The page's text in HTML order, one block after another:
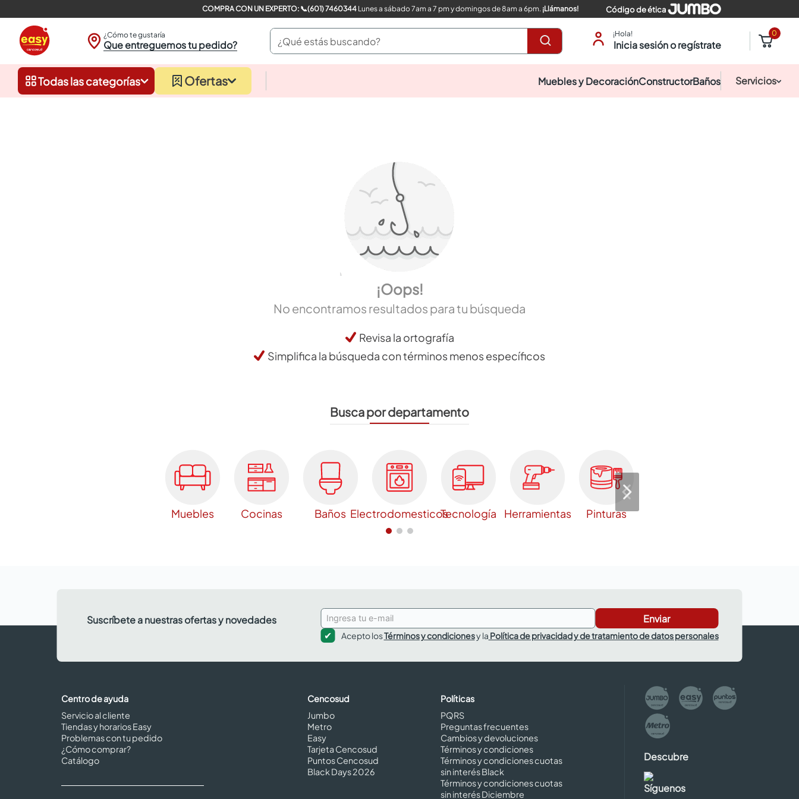
COMPRA CON UN EXPERTO: 📞(601) 7460344Lunes a sábado 7am a 7 pm y domingos de 8am a 6pm. ¡Llámanos! Código de ética
¿Cómo te gustaría
Que entreguemos tu pedido?
¿Qué estás buscando? ¡Hola!
Inicia sesión o regístrate
0
Todas las categorías Ofertas Muebles y DecoraciónConstructorBaños Servicios
¡Oops!
No encontramos resultados para tu búsqueda
Revisa la ortografía
Simplifica la búsqueda con términos menos específicos
Busca por departamento
Muebles Cocinas Baños ElectrodomesticosTecnología Herramientas Pinturas
Suscríbete a nuestras ofertas y novedades Enviar
Acepto losTérminos y condicionesy la Política de privacidad y de tratamiento de datos personales
Centro de ayuda
Servicio al cliente
Tiendas y horarios Easy
Problemas con tu pedido
¿Cómo comprar?
Catálogo
Cencosud
Jumbo
Metro
Easy
Tarjeta Cencosud
Puntos Cencosud
Black Days 2026
Políticas
PQRS
Preguntas frecuentes
Cambios y devoluciones
Términos y condiciones
Términos y condiciones cuotas
sin interés Black
Términos y condiciones cuotas
sin interés Diciembre
Descubre
Síguenos
closet